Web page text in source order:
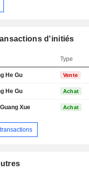
d'initiés
Type
He Gu Vente
He Gu Achat
Xue Achat